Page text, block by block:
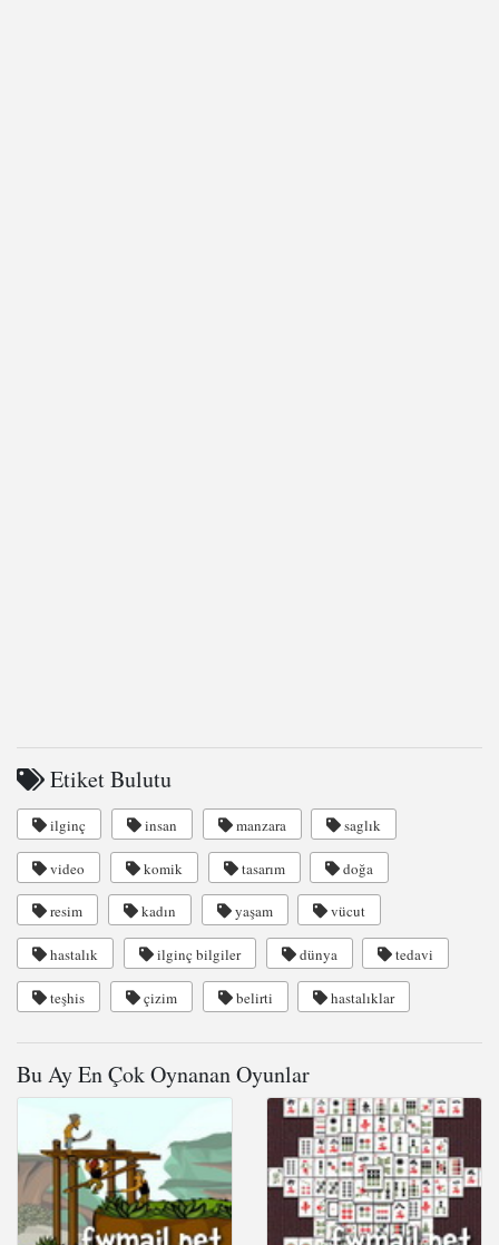
Etiket Bulutu
ilginç insan manzara saglık
video komik tasarım doğa
resim kadın yaşam vücut
hastalık ilginç bilgiler dünya tedavi
teşhis çizim belirti hastalıklar
Bu Ay En Çok Oynanan Oyunlar